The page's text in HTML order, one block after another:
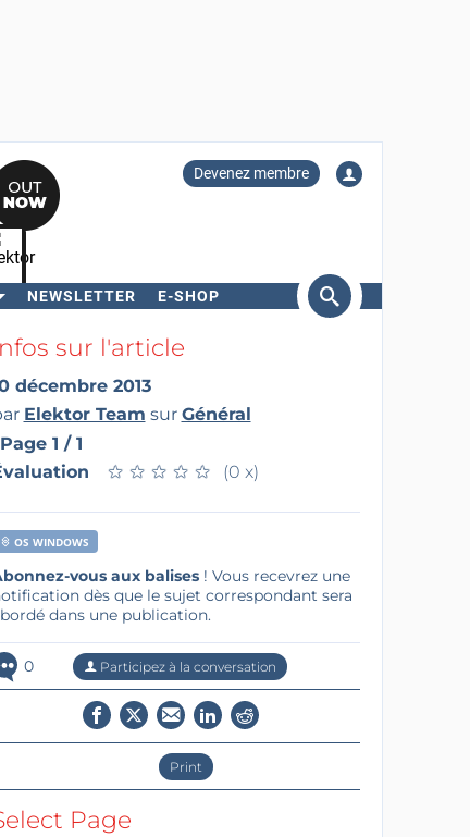
Devenez membre
NEWSLETTER E-SHOP
sur l'article
décembre 2013
Elektor Team sur Général
Page 1 / 1
★ ★ ★ ★ ★
★ ★ ★ ★ ★ (0 x)
OS WINDOWS
vous aux balises! Vous recevrez une
dès que le sujet correspondant sera
dans une publication.
0 Participez à la conversation
Print
Page